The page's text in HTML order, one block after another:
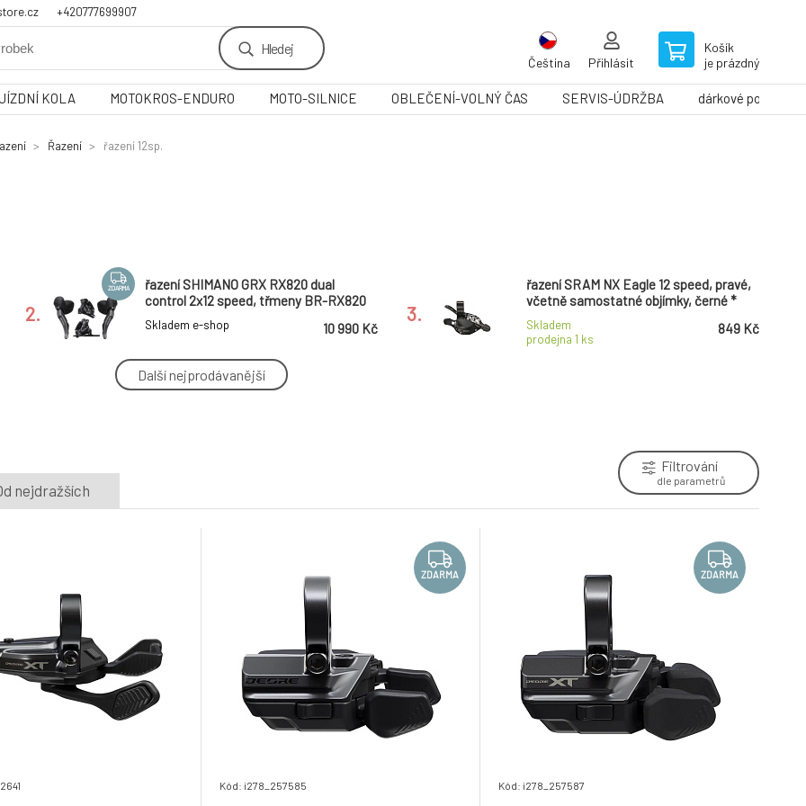
+420777699907
Hledej
Čeština Přihlásit
Košík
je prázdný
KOLA MOTOKROS-ENDURO MOTO-SILNICE OBLEČENÍ-VOLNÝ ČAS SERVIS-ÚDRŽBA dárkové poukazy
Řazení řazení 12sp.
2.
ZDARMA
řazení SHIMANO GRX RX820 dual
control 2x12 speed, třmeny BR-RX820
(pár) J-kit
Skladem e-shop 10 990 Kč
3.
řazení SRAM NX Eagle 12 speed, pravé,
včetně samostatné objímky, černé *
Skladem
prodejna 1 ks
849 Kč
řazení SRAM Eagle 70 12sp.,
8. 9.
řazení SHIMANO Deore SL-M6100-R 12
speed pravé s objímkou, bez ukazatele
Další nejprodávanější
nejdražších
Filtrování
dle parametrů
ZDARMA
Kód: i278_257585
ZDARMA
Kód: i278_257587